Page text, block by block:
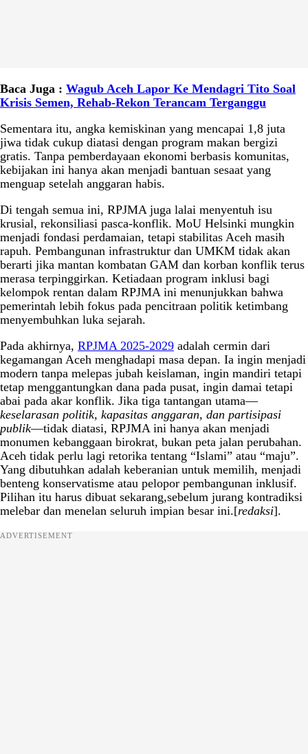
Baca Juga : Wagub Aceh Lapor Ke Mendagri Tito Soal
Krisis Semen, Rehab-Rekon Terancam Terganggu
Sementara itu, angka kemiskinan yang mencapai 1,8 juta
jiwa tidak cukup diatasi dengan program makan bergizi
gratis. Tanpa pemberdayaan ekonomi berbasis komunitas,
kebijakan ini hanya akan menjadi bantuan sesaat yang
menguap setelah anggaran habis.
Di tengah semua ini, RPJMA juga lalai menyentuh isu
krusial, rekonsiliasi pasca-konflik. MoU Helsinki mungkin
menjadi fondasi perdamaian, tetapi stabilitas Aceh masih
rapuh. Pembangunan infrastruktur dan UMKM tidak akan
berarti jika mantan kombatan GAM dan korban konflik terus
merasa terpinggirkan. Ketiadaan program inklusi bagi
kelompok rentan dalam RPJMA ini menunjukkan bahwa
pemerintah lebih fokus pada pencitraan politik ketimbang
menyembuhkan luka sejarah.
Pada akhirnya, RPJMA 2025-2029 adalah cermin dari
kegamangan Aceh menghadapi masa depan. Ia ingin menjadi
modern tanpa melepas jubah keislaman, ingin mandiri tetapi
tetap menggantungkan dana pada pusat, ingin damai tetapi
abai pada akar konflik. Jika tiga tantangan utama—
keselarasan politik, kapasitas anggaran, dan partisipasi
publik—tidak diatasi, RPJMA ini hanya akan menjadi
monumen kebanggaan birokrat, bukan peta jalan perubahan.
Aceh tidak perlu lagi retorika tentang “Islami” atau “maju”.
Yang dibutuhkan adalah keberanian untuk memilih, menjadi
benteng konservatisme atau pelopor pembangunan inklusif.
Pilihan itu harus dibuat sekarang,sebelum jurang kontradiksi
melebar dan menelan seluruh impian besar ini.[redaksi].
ADVERTISEMENT